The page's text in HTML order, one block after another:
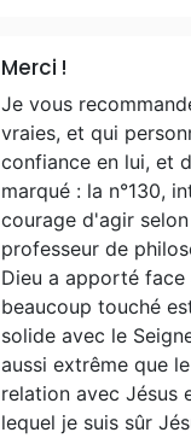
Merci !
Je vous
vraies, et qui
confiance en lui, et
marqué : la n°130,
courage d'agir
professeur de
Dieu a apporté
beaucoup touché
solide avec le
aussi extrême que
relation avec Jésus
lequel je suis sûr